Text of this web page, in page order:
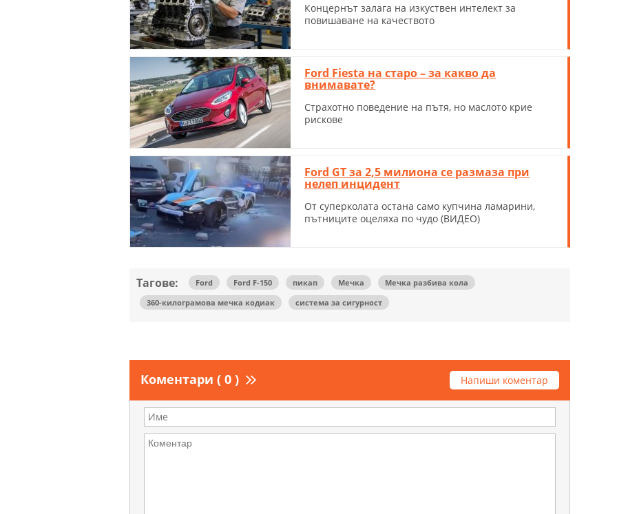
Концернът залага на изкуствен интелект за
повишаване на качеството
Ford Fiesta на старо – за какво да
внимавате?
Страхотно поведение на пътя, но маслото крие
рискове
Ford GT за 2,5 милиона се размаза при
нелеп инцидент
От суперколата остана само купчина ламарини,
пътниците оцеляха по чудо (ВИДЕО)
Тагове: Ford Ford F-150 пикап Мечка
Мечка разбива кола
360-килограмова мечка кодиак
система за сигурност
Коментари ( 0 ) Напиши коментар